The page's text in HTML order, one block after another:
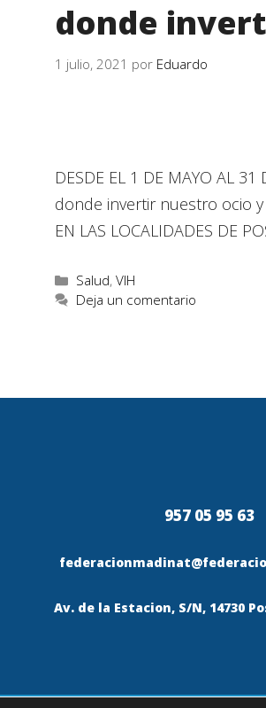
donde
1 julio, 2021 por Eduardo
DESDE EL 1 DE MAYO AL
donde invertir nuestro ocio y
EN LAS LOCALIDADES DE
Salud,VIH
Deja un comentario
957 05 95 63
Av. de la Estacion, S/N, 14730